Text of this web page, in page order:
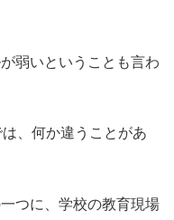
弱いということも言わ
、何か違うことがあ
つに、学校の教育現場